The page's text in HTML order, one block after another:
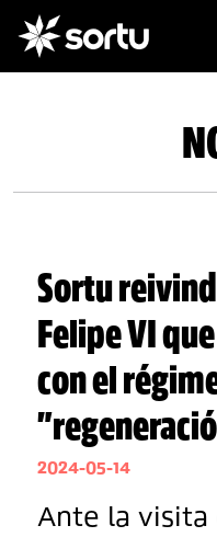
Sortu
Felipe VI
con el
2024-05-14
Ante la visita